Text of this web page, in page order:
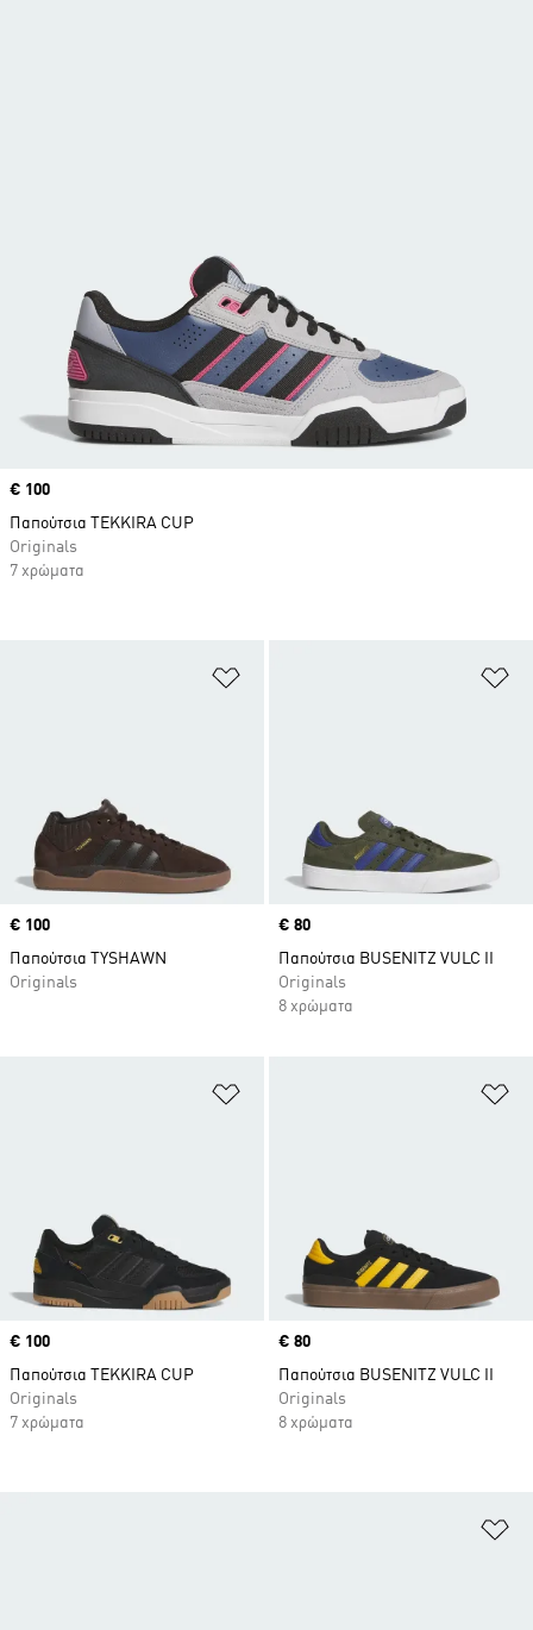
Προσθήκη στη Λίστα Επιθυμιών
Price
€ 100
Παπούτσια TYSHAWN
Originals
Price
€ 80
Παπούτσια BUSENITZ VULC II
Originals
8 χρώματα
Προσθήκη στη Λίστα Επιθυμιών
Price
€ 100
Παπούτσια TEKKIRA CUP
Originals
7 χρώματα
Price
€ 80
Παπούτσια BUSENITZ VULC II
Originals
8 χρώματα
Price
€ 100
Παπούτσια TEKKIRA CUP
Originals
7 χρώματα